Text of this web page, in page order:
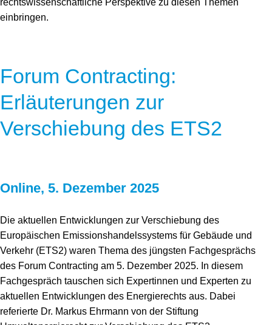
rechtswissenschaftliche Perspektive zu diesen Themen
einbringen.
Forum Contracting:
Erläuterungen zur
Verschiebung des ETS2
Online, 5. Dezember 2025
Die aktuellen Entwicklungen zur Verschiebung des
Europäischen Emissionshandelssystems für Gebäude und
Verkehr (ETS2) waren Thema des jüngsten Fachgesprächs
des Forum Contracting am 5. Dezember 2025. In diesem
Fachgespräch tauschen sich Expertinnen und Experten zu
aktuellen Entwicklungen des Energierechts aus. Dabei
referierte Dr. Markus Ehrmann von der Stiftung